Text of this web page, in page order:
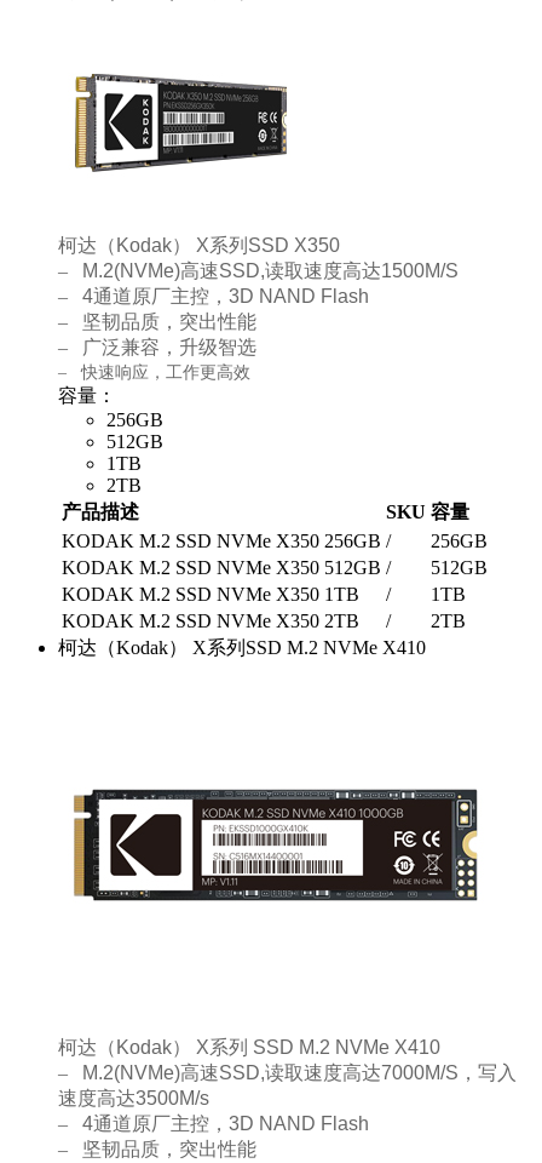
柯达（ Kodak） X系列 SSD X350
– M.2(NVMe)高速SSD,读取速度高达1500M/S
– 4通道原厂主控， 3D NAND Flash
–
坚韧品质，突出性能
–
广泛兼容，升级智选
– 快速响应，工作更高效
容量：
256GB
512GB
1TB
2TB
产品描述
SKU 容量
KODAK M.2 SSD NVMe X350 256GB /
256GB
KODAK M.2 SSD NVMe X350 512GB /
512GB
KODAK M.2 SSD NVMe X350 1TB
/
1TB
KODAK M.2 SSD NVMe X350 2TB
/
2TB
柯达（Kodak） X系列SSD M.2 NVMe X410
柯达（ Kodak） X系列 SSD M.2 NVMe X410
– M.2(NVMe)高速SSD,读取速度高达7000M/S，写入
速度高达3500M/s
– 4通道原厂主控， 3D NAND Flash
–
坚韧品质，突出性能